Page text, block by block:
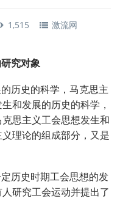
1,515
激流网
究对象
历史的科学，马克思主
和发展的历史的科学，
思主义工会思想发生和
理论的组成部分，又是
历史时期工会思想的发
研究工会运动并提出了